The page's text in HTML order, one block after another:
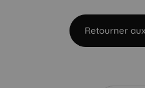
Retourner